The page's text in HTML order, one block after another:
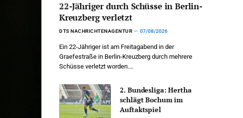
22-Jähriger durch Schüsse in Berlin-
Kreuzberg verletzt
DTS NACHRICHTENAGENTUR 07/08/2026
Ein 22-Jähriger ist am Freitagabend in der
Graefestraße in Berlin-Kreuzberg durch mehrere
Schüsse verletzt worden.…
2. Bundesliga: Hertha
schlägt Bochum im
Auftaktspiel